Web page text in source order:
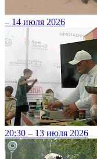
– 14 июля 2026
20:30 – 13 июля 2026